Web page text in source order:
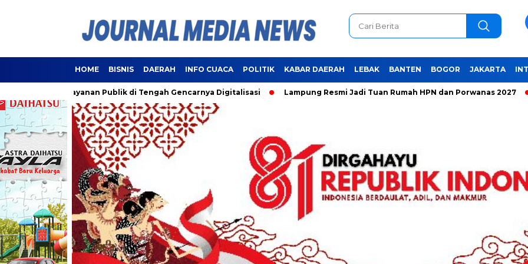
HOME BISNIS DAERAH INFO CUACA POLITIK KABAR DAERAH LEBAK BANTEN BOGOR JAKARTA
Pelayanan Publik di Tengah Gencarnya Digitalisasi Lampung Resmi Jadi Tuan Rumah HPN dan Porwanas 2027